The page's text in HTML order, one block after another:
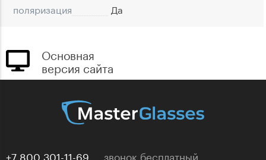
поляризация
Да
Основная
версия сайта
+7 800 301-11-69 звонок бесплатный